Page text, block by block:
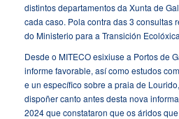
distintos departamentos da Xunta de
cada caso. Pola contra das 3 consultas
do Ministerio para a Transición
Desde o MITECO esixiuse a Portos de
informe favorable, así como estudos
e un específico sobre a praia de
dispoñer canto antes desta nova
2024 que constataron que os áridos